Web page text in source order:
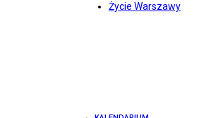
Życie Warszawy